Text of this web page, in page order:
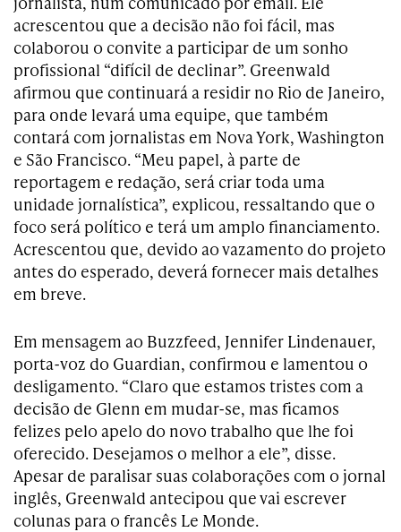
acrescentou que a decisão não foi fácil, mas
colaborou o convite a participar de um sonho
profissional “difícil de declinar”. Greenwald
afirmou que continuará a residir no Rio de Janeiro,
para onde levará uma equipe, que também
contará com jornalistas em Nova York, Washington
e São Francisco. “Meu papel, à parte de
reportagem e redação, será criar toda uma
unidade jornalística”, explicou, ressaltando que o
foco será político e terá um amplo financiamento.
Acrescentou que, devido ao vazamento do projeto
antes do esperado, deverá fornecer mais detalhes
em breve.
Em mensagem ao Buzzfeed, Jennifer Lindenauer,
porta-voz do Guardian, confirmou e lamentou o
desligamento. “Claro que estamos tristes com a
decisão de Glenn em mudar-se, mas ficamos
felizes pelo apelo do novo trabalho que lhe foi
oferecido. Desejamos o melhor a ele”, disse.
Apesar de paralisar suas colaborações com o jornal
inglês, Greenwald antecipou que vai escrever
colunas para o francês Le Monde.